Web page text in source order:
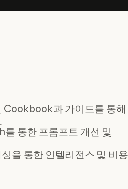
Cookbook과 가이드를 통해
통한 프롬프트 개선 및
을 통한 인텔리전스 및 비용